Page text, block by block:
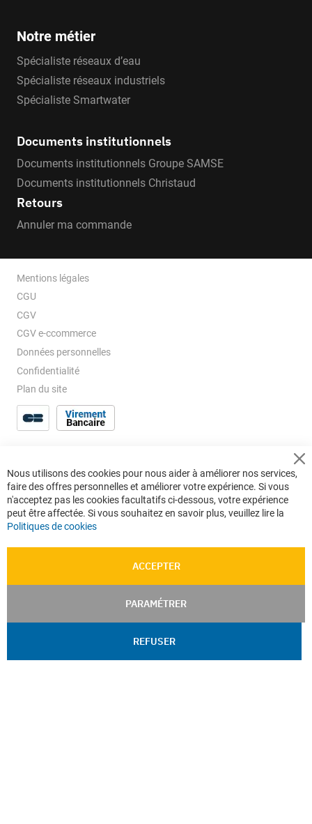
Notre métier
Spécialiste réseaux d’eau
Spécialiste réseaux industriels
Spécialiste Smartwater
Documents institutionnels
Documents institutionnels Groupe SAMSE
Documents institutionnels Christaud
Retours
Annuler ma commande
Mentions légales
CGU
CGV
CGV e-ccommerce
Données personnelles
Confidentialité
Plan du site
Nous utilisons des cookies pour nous aider à améliorer nos services,
faire des offres personnelles et améliorer votre expérience. Si vous
n'acceptez pas les cookies facultatifs ci-dessous, votre expérience
peut être affectée. Si vous souhaitez en savoir plus, veuillez lire la
Politiques de cookies
ACCEPTER
PARAMÉTRER
REFUSER